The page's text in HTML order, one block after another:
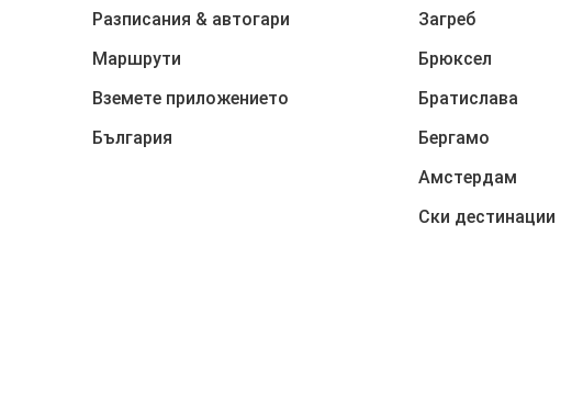
Разписания & автогари
Маршрути
Вземете приложението
България
Загреб
Брюксел
Братислава
Бергамо
Амстердам
Ски дестинации